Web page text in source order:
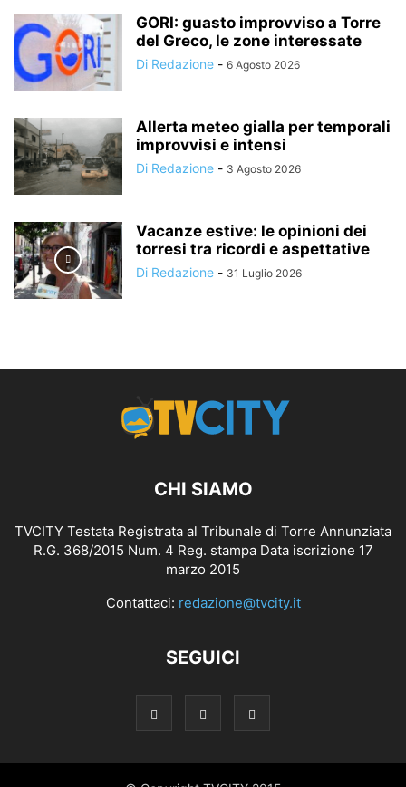
GORI: guasto improvviso a Torre
del Greco, le zone interessate
Di Redazione - 6 Agosto 2026
Allerta meteo gialla per temporali
improvvisi e intensi
Di Redazione - 3 Agosto 2026
Vacanze estive: le opinioni dei
torresi tra ricordi e aspettative
Di Redazione - 31 Luglio 2026
CHI SIAMO
TVCITY Testata Registrata al Tribunale di Torre Annunziata
R.G. 368/2015 Num. 4 Reg. stampa Data iscrizione 17
marzo 2015
Contattaci: redazione@tvcity.it
SEGUICI